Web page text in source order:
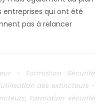
- Formation Sécurité
des extincteurs -
Formation sécurité